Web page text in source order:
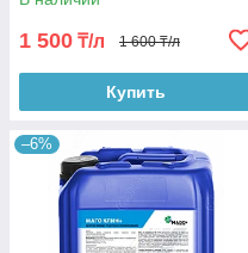
1 500 ₸/л 1 600 ₸/л
Купить
–6%